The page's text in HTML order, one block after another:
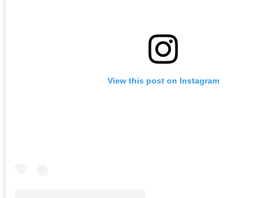
View this post on Instagram